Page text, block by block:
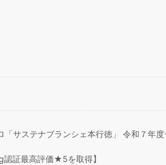
サステナブランシェ本行徳」 令和７年度
証最高評価★5を取得】